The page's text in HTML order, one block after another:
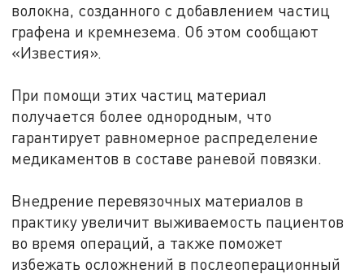
волокна, созданного с добавлением частиц
графена и кремнезема. Об этом сообщают
«Известия».
При помощи этих частиц материал
получается более однородным, что
гарантирует равномерное распределение
медикаментов в составе раневой повязки.
Внедрение перевязочных материалов в
практику увеличит выживаемость пациентов
во время операций, а также поможет
избежать осложнений в послеоперационный